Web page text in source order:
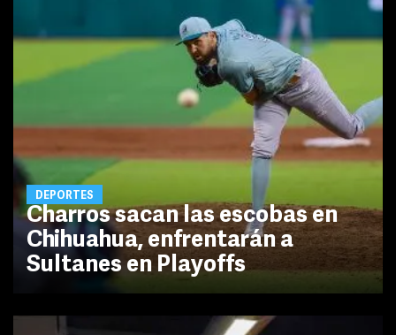
DEPORTES
Charros sacan las escobas en
Chihuahua, enfrentarán a
Sultanes en Playoffs